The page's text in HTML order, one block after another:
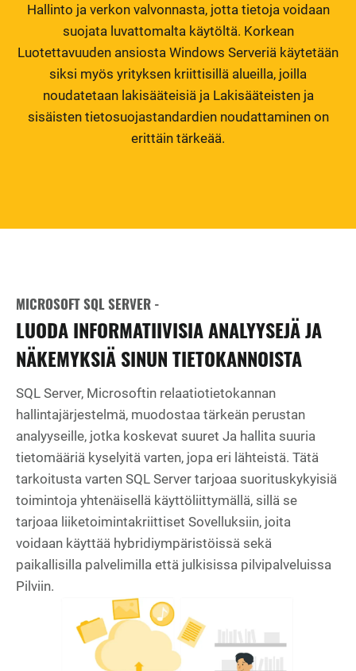
Hallinto ja verkon valvonnasta, jotta tietoja voidaan
suojata luvattomalta käytöltä. Korkean
Luotettavuuden ansiosta Windows Serveriä käytetään
siksi myös yrityksen kriittisillä alueilla, joilla
noudatetaan lakisääteisiä ja Lakisääteisten ja
sisäisten tietosuojastandardien noudattaminen on
erittäin tärkeää.
MICROSOFT SQL SERVER -
LUODA INFORMATIIVISIA ANALYYSEJÄ JA
NÄKEMYKSIÄ SINUN TIETOKANNOISTA
SQL Server, Microsoftin relaatiotietokannan
hallintajärjestelmä, muodostaa tärkeän perustan
analyyseille, jotka koskevat suuret Ja hallita suuria
tietomääriä kyselyitä varten, jopa eri lähteistä. Tätä
tarkoitusta varten SQL Server tarjoaa suorituskykyisiä
toimintoja yhtenäisellä käyttöliittymällä, sillä se
tarjoaa liiketoimintakriittiset Sovelluksiin, joita
voidaan käyttää hybridiympäristöissä sekä
paikallisilla palvelimilla että julkisissa pilvipalveluissa
Pilviin.